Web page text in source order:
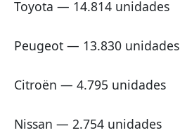
Toyota — 14.814 unidades
Peugeot — 13.830 unidades
Citroën — 4.795 unidades
Nissan — 2.754 unidades